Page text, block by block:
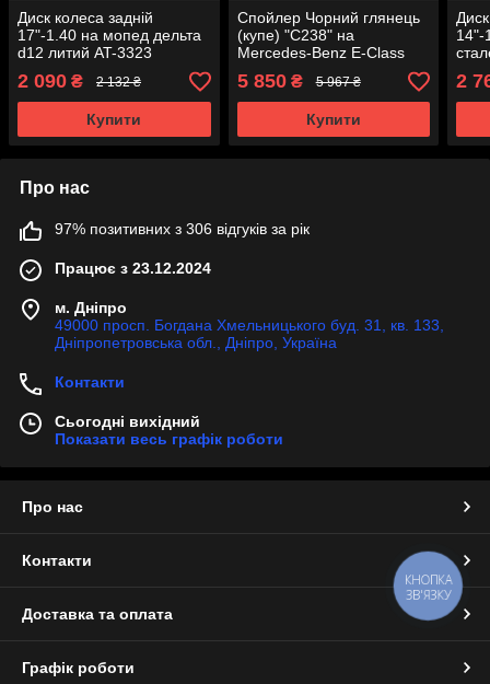
Диск колеса задній
17"-1.40 на мопед дельта
d12 литий AT-3323
2 090 ₴ 2 132 ₴
Купити
Спойлер Чорний глянець
(купе) "C238" на
Mercedes-Benz E-Class
W213 2020-2023 роки
5 850₴ 5 967 ₴
Купити
14"-
2
Про нас
97% позитивних з 306 відгуків за рік
Працює з 23.12.2024
м. Дніпро
49000 просп. Богдана Хмельницького буд. 31, кв. 133,
Дніпропетровська обл., Дніпро, Україна
Контакти
Сьогодні вихідний
Показати весь графік роботи
Про нас
Контакти
Доставка та оплата
Графік роботи
КНОПКА
ЗВ'ЯЗКУ